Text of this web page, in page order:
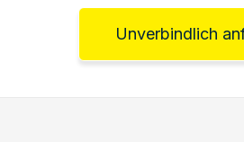
Unverbindlich